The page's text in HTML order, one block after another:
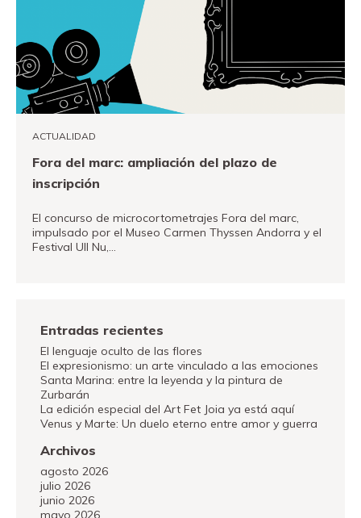
ACTUALIDAD
Fora del marc: ampliación del plazo de
inscripción
El concurso de microcortometrajes Fora del marc,
impulsado por el Museo Carmen Thyssen Andorra y el
Festival Ull Nu,…
Entradas recientes
El lenguaje oculto de las flores
El expresionismo: un arte vinculado a las emociones
Santa Marina: entre la leyenda y la pintura de
Zurbarán
La edición especial del Art Fet Joia ya está aquí
Venus y Marte: Un duelo eterno entre amor y guerra
Archivos
agosto 2026
julio 2026
junio 2026
mayo 2026